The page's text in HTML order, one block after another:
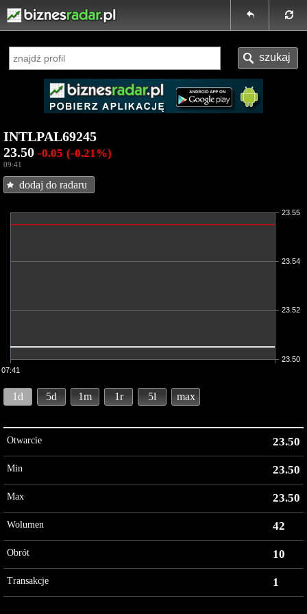
INTLPAL69245
23.50 -0.05 (-0.21%)
09:41
dodaj do radaru
07:41
23.50
23.52
23.54
23.55
1d 5d 1m 1r 5l max
Otwarcie 23.50
Min 23.50
Max 23.50
Wolumen 42
Obrót 10
Transakcje 1